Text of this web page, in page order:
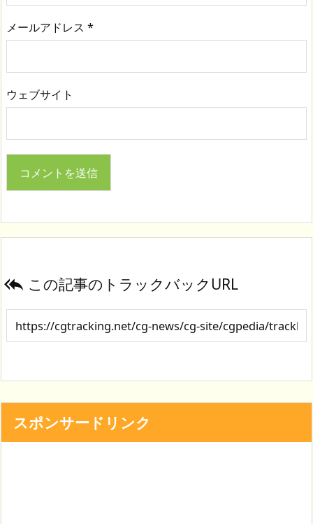
メールアドレス *
ウェブサイト
 この記事のトラックバックURL
スポンサードリンク